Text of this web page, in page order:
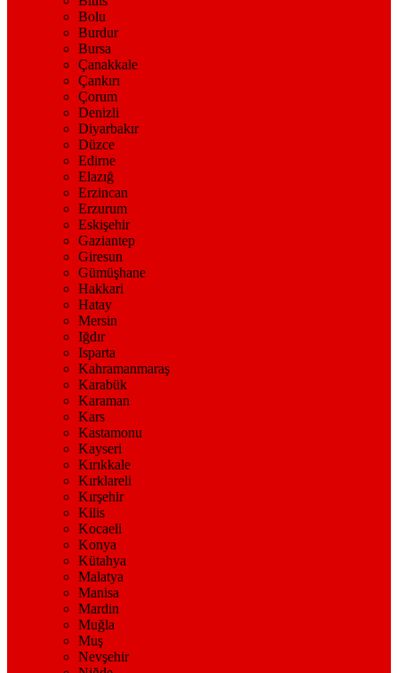
Bolu
Burdur
Bursa
Çanakkale
Çankırı
Çorum
Denizli
Diyarbakır
Düzce
Edirne
Elazığ
Erzincan
Erzurum
Eskişehir
Gaziantep
Giresun
Gümüşhane
Hakkari
Hatay
Mersin
Iğdır
Isparta
Kahramanmaraş
Karabük
Karaman
Kars
Kastamonu
Kayseri
Kırıkkale
Kırklareli
Kırşehir
Kilis
Kocaeli
Konya
Kütahya
Malatya
Manisa
Mardin
Muğla
Muş
Nevşehir